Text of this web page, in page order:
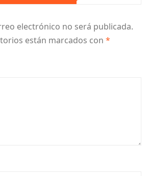
electrónico no será publicada.
están marcados con *